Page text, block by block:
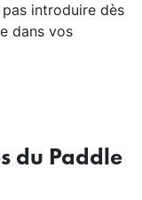
introduire dès
dans vos
du Paddle